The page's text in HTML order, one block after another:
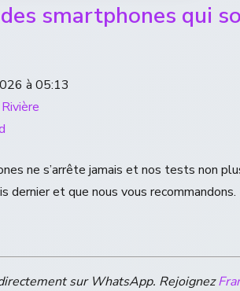
smartphones qui
à 05:13
ne s’arrête jamais et nos tests non
dernier et que nous vous recommandons.
sur WhatsApp. Rejoignez